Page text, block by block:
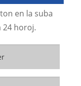
en la suba
24 horoj.